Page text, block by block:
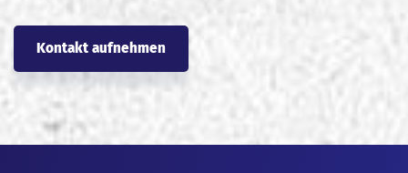
Kontakt aufnehmen